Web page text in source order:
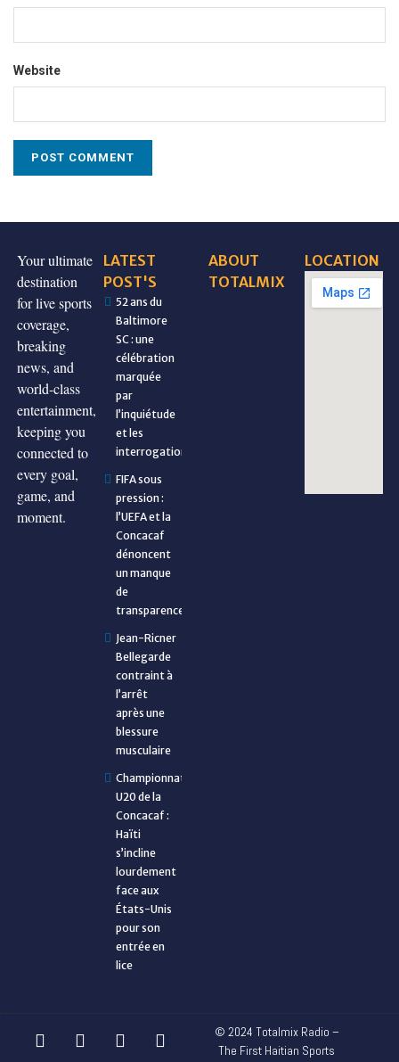
Website
Your ultimate
destination
for live sports
coverage,
breaking
news, and
world-class
entertainment,
keeping you
connected to
every goal,
game, and
moment.
LATEST
POST'S
52 ans du
Baltimore
SC : une
célébration
marquée
par
l’inquiétude
et les
interrogations
FIFA sous
pression :
l’UEFA et la
Concacaf
dénoncent
un manque
de
transparence
Jean-Ricner
Bellegarde
contraint à
l’arrêt
après une
blessure
musculaire
Championnat
U20 de la
Concacaf :
Haïti
s’incline
lourdement
face aux
États-Unis
pour son
entrée en
lice
ABOUT
TOTALMIX
LOCATION
© 2024 Totalmix Radio –
The First Haitian Sports